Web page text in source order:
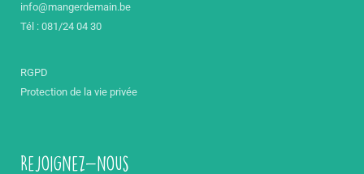
info@mangerdemain.be
Tél : 081/24 04 30
RGPD
Protection de la vie privée
Rejoignez-nous